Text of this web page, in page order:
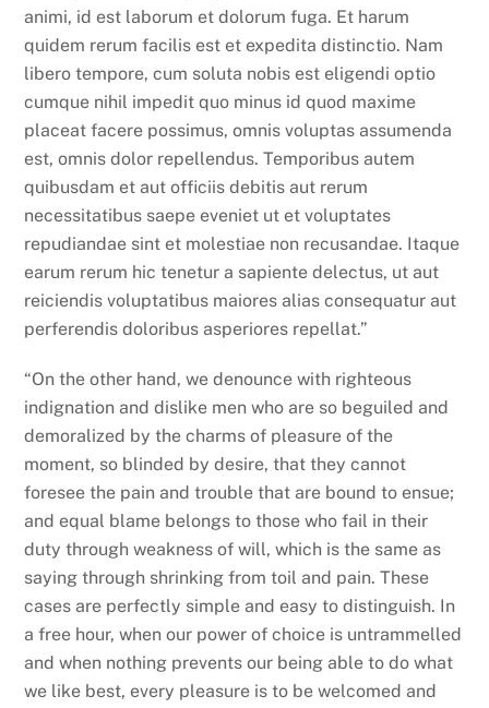
animi, id est laborum et dolorum fuga. Et harum
quidem rerum facilis est et expedita distinctio. Nam
libero tempore, cum soluta nobis est eligendi optio
cumque nihil impedit quo minus id quod maxime
placeat facere possimus, omnis voluptas assumenda
est, omnis dolor repellendus. Temporibus autem
quibusdam et aut officiis debitis aut rerum
necessitatibus saepe eveniet ut et voluptates
repudiandae sint et molestiae non recusandae. Itaque
earum rerum hic tenetur a sapiente delectus, ut aut
reiciendis voluptatibus maiores alias consequatur aut
perferendis doloribus asperiores repellat.”
“On the other hand, we denounce with righteous
indignation and dislike men who are so beguiled and
demoralized by the charms of pleasure of the
moment, so blinded by desire, that they cannot
foresee the pain and trouble that are bound to ensue;
and equal blame belongs to those who fail in their
duty through weakness of will, which is the same as
saying through shrinking from toil and pain. These
cases are perfectly simple and easy to distinguish. In
a free hour, when our power of choice is untrammelled
and when nothing prevents our being able to do what
we like best, every pleasure is to be welcomed and